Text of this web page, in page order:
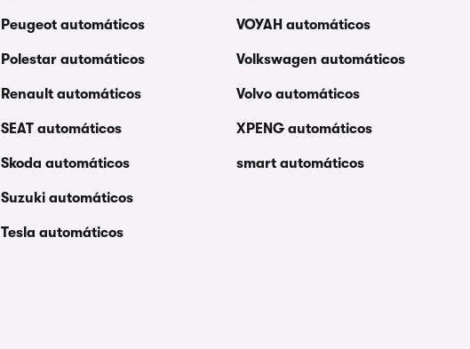
Peugeot automáticos
Polestar automáticos
Renault automáticos
SEAT automáticos
Skoda automáticos
Suzuki automáticos
Tesla automáticos
VOYAH automáticos
Volkswagen automáticos
Volvo automáticos
XPENG automáticos
smart automáticos